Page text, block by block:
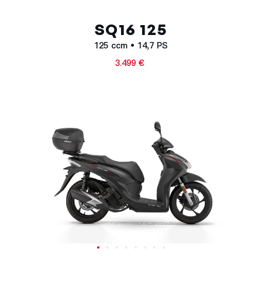
SQ16 125
125 ccm • 14,7 PS
3.499 €